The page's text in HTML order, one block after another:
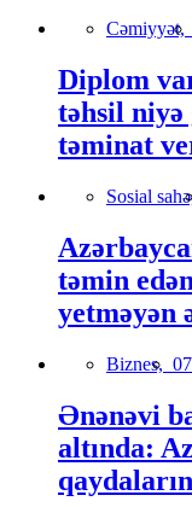
Cəmiyyət,
Diplom
təhsil niyə
təminat
Sosial
təmin
yetməyən
Biznes,
Ənənəvi
altında: